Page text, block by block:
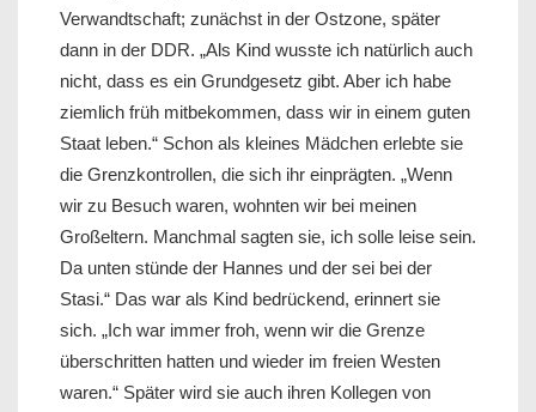
Verwandtschaft; zunächst in der Ostzone, später
dann in der DDR. „Als Kind wusste ich natürlich auch
nicht, dass es ein Grundgesetz gibt. Aber ich habe
ziemlich früh mitbekommen, dass wir in einem guten
Staat leben.“ Schon als kleines Mädchen erlebte sie
die Grenzkontrollen, die sich ihr einprägten. „Wenn
wir zu Besuch waren, wohnten wir bei meinen
Großeltern. Manchmal sagten sie, ich solle leise sein.
Da unten stünde der Hannes und der sei bei der
Stasi.“ Das war als Kind bedrückend, erinnert sie
sich. „Ich war immer froh, wenn wir die Grenze
überschritten hatten und wieder im freien Westen
waren.“ Später wird sie auch ihren Kollegen von